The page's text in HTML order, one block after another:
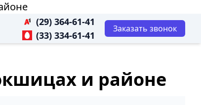
(29) 364-61-41
(33) 334-61-41
Заказать звонок
и районе